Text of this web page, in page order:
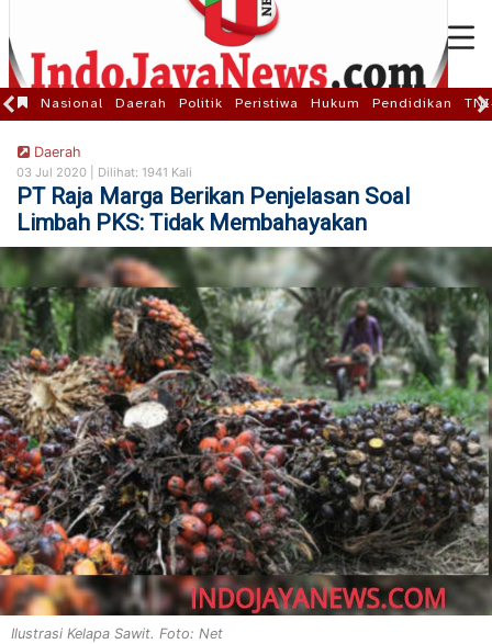
Nasional Daerah Politik Peristiwa Hukum Pendidikan
Daerah
03 Jul 2020 | Dilihat: 1941 Kali
PT Raja Marga Berikan Penjelasan Soal
Limbah PKS: Tidak Membahayakan
Ilustrasi Kelapa Sawit. Foto: Net